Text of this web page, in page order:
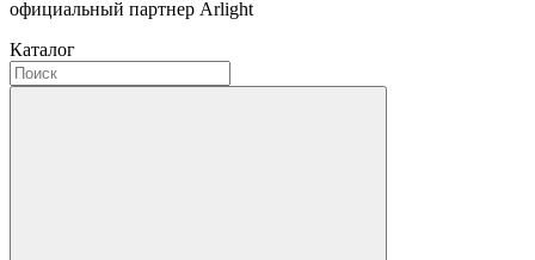
официальный партнер Arlight
Каталог